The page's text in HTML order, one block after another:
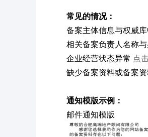
常见的情况：
备案主体信息与权威
相关备案负责人名称
企业经营状态异常 点
缺少备案资料或备案
通知模版示例：
邮件通知模版